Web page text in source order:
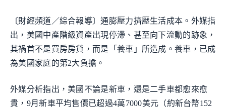
〔財經頻道／綜合報導〕通膨壓力擠壓生活成本。外媒指
出，美國中產階級資產出現停滯、甚至向下流動的跡象，
其禍首不是買房房貸，而是「養車」所造成。養車，已成
為美國家庭的第2大負擔。
外媒分析指出，美國不論是新車，還是二手車都愈來愈
貴，9月新車平均售價已超過4萬7000美元（約新台幣152